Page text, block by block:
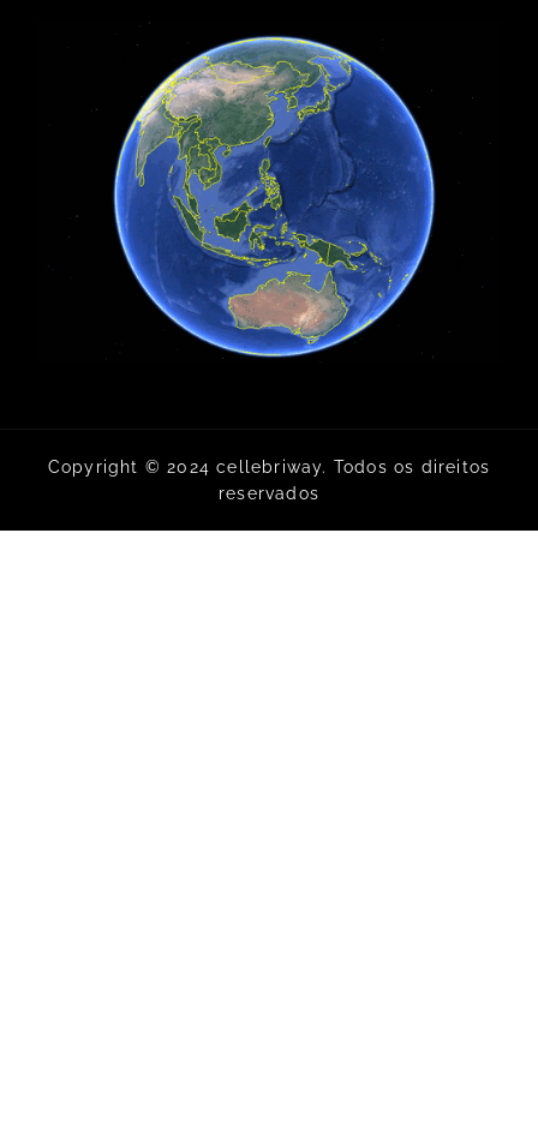
Copyright © 2024 cellebriway. Todos os direitos
reservados